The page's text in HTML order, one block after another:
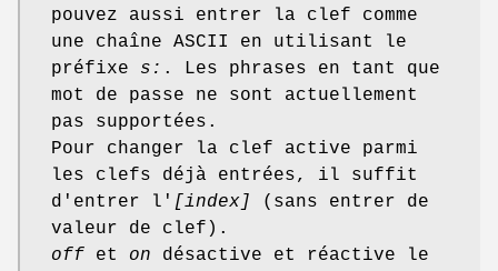
pouvez aussi entrer la clef comme
une chaîne ASCII en utilisant le
préfixe s: . Les phrases en tant que
mot de passe ne sont actuellement
pas supportées.
Pour changer la clef active parmi
les clefs déjà entrées, il suffit
d'entrer l' [index]
(sans entrer de
valeur de clef).
off et on désactive et réactive le